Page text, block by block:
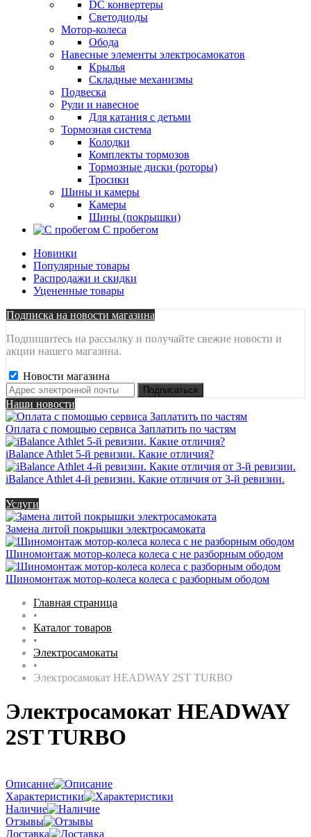
DC конвертеры
Светодиоды
Мотор-колеса
Обода
Навесные элементы электросамокатов
Крылья
Складные механизмы
Подвеска
Рули и навесное
Для катания с детьми
Тормозная система
Колодки
Комплекты тормозов
Тормозные диски (роторы)
Тросики
Шины и камеры
Камеры
Шины (покрышки)
С пробегом
Новинки
Популярные товары
Распродажи и скидки
Уцененные товары
Подписка на новости магазина
Подпишитесь на рассылку и получайте свежие новости и
акции нашего магазина.
Новости магазина
Наши новости
Оплата с помощью сервиса Заплатить по частям
iBalance Athlet 5-й ревизии. Какие отличия?
iBalance Athlet 4-й ревизии. Какие отличия от 3-й ревизии.
Услуги
Замена литой покрышки электросамоката
Шиномонтаж мотор-колеса колеса с не разборным ободом
Шиномонтаж мотор-колеса колеса с разборным ободом
Главная страница
•
Каталог товаров
•
Электросамокаты
•
Электросамокат HEADWAY 2ST TURBO
Электросамокат HEADWAY
2ST TURBO
Описание
Характеристики
Наличие
Отзывы
Доставка